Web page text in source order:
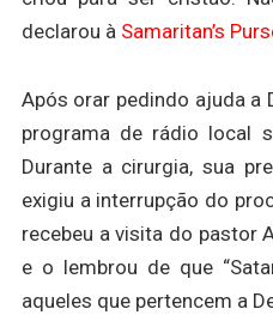
declarou à Samaritan’s
Após orar pedindo ajuda a
programa de rádio local
Durante a cirurgia, sua
exigiu a interrupção do
recebeu a visita do pastor
e o lembrou de que
aqueles que pertencem a